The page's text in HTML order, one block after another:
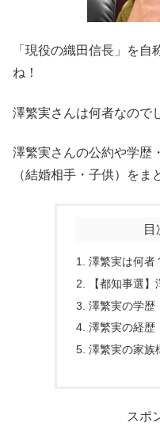
「現役の織田信長」を
ね！
澤繁実さんは何者なので
澤繁実さんの公約や学歴
（結婚相手・子供）をま
目
澤繁実は何者
【都知事選
澤繁実の学歴
澤繁実の経歴
澤繁実の家族
スポ